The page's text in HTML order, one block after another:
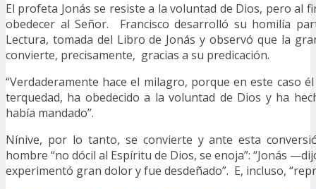
El profeta Jonás se resiste a la voluntad de Dios, pero al
obedecer al Señor. Francisco desarrolló su homilía
Lectura, tomada del Libro de Jonás y observó que la
convierte, precisamente, gracias a su predicación.
“Verdaderamente hace el milagro, porque en este caso
terquedad, ha obedecido a la voluntad de Dios y ha
había mandado”.
Nínive, por lo tanto, se convierte y ante esta
hombre “no dócil al Espíritu de Dios, se enoja”: “Jonás
experimentó gran dolor y fue desdeñado”. E, incluso,